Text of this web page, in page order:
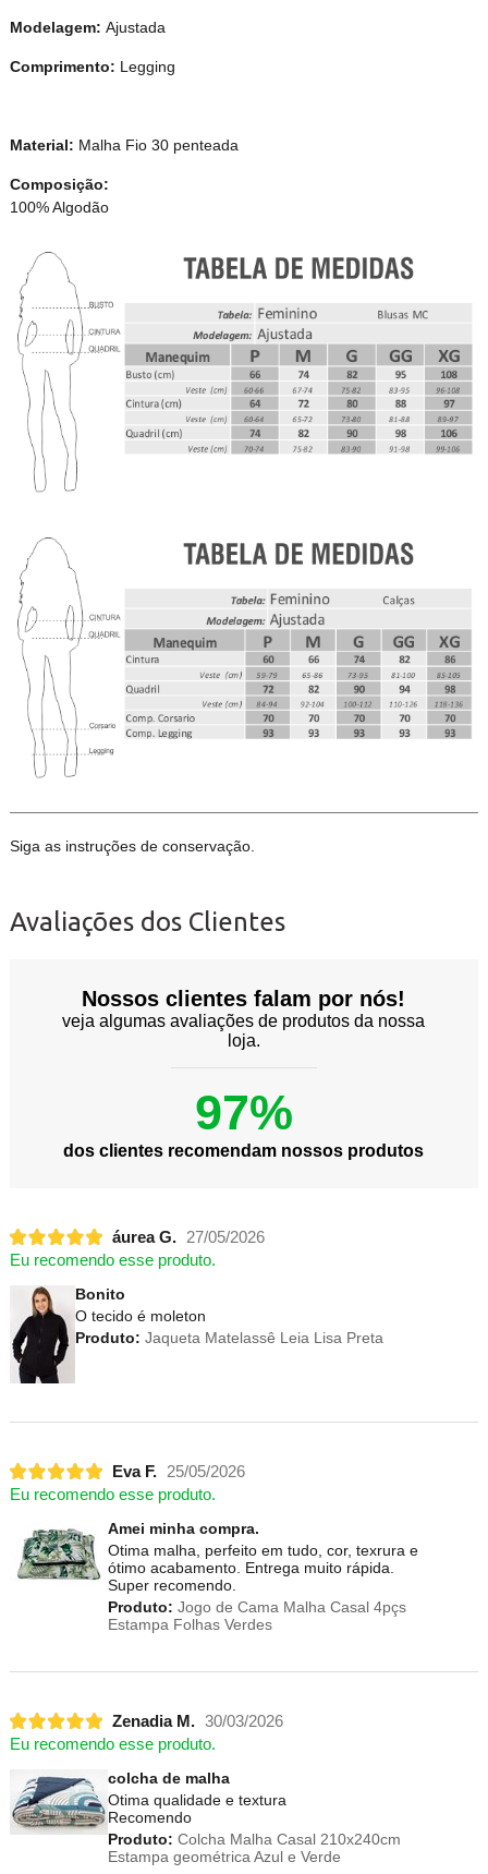
Modelagem: Ajustada
Comprimento: Legging
Material: Malha Fio 30 penteada
Composição:
100% Algodão
Siga as instruções de conservação.
Avaliações dos Clientes
Nossos clientes falam por nós!
veja algumas avaliações de produtos da nossa
loja.
97%
dos clientes recomendam nossos produtos
áurea G.
27/05/2026
Eu recomendo esse produto.
Bonito
O tecido é moleton
Produto: Jaqueta Matelassê Leia Lisa Preta
Eva F.
25/05/2026
Eu recomendo esse produto.
Amei minha compra.
Otima malha, perfeito em tudo, cor, texrura e
ótimo acabamento. Entrega muito rápida.
Super recomendo.
Produto: Jogo de Cama Malha Casal 4pçs
Estampa Folhas Verdes
Zenadia M. 30/03/2026
Eu recomendo esse produto.
colcha de malha
Otima qualidade e textura
Recomendo
Produto: Colcha Malha Casal 210x240cm
Estampa geométrica Azul e Verde